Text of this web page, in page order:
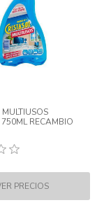
750ML RECAMBIO